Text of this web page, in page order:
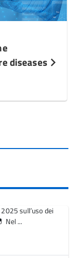
diseases
sull’uso dei
Nel ...